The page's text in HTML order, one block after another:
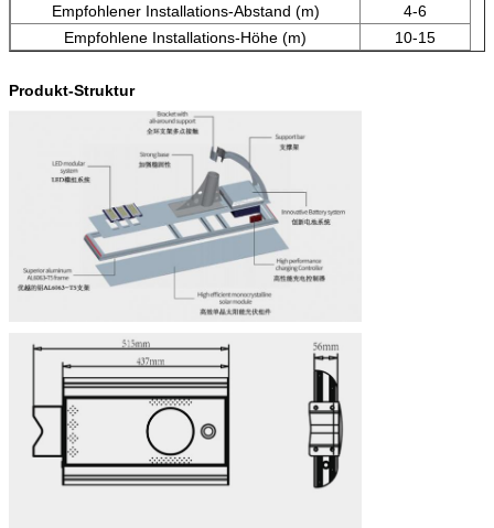
Empfohlener Installations-Abstand (m)
4-6
Empfohlene Installations-Höhe (m)
10-15
Produkt-Struktur